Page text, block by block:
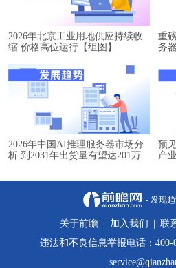
2026年北京工业用地供应持续收
缩 价格高位运行【组图】
重
务
2026年中国AI推理服务器市场分
析 到2031年出货量有望达201万
预
产
- 发现
关于前瞻 加入我们 联
违法和不良信息举报电话：